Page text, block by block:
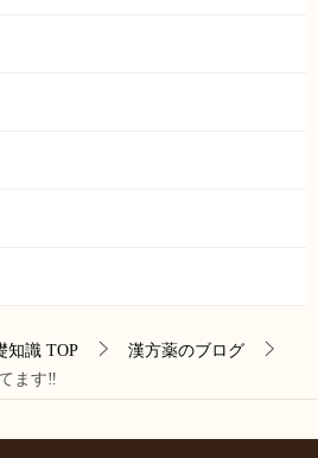
知識 TOP
漢方薬のブログ
ます‼︎